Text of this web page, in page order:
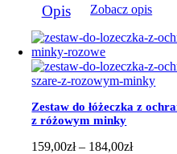
do
produkt
ma
wiele
wariantów.
Opcje
można
wybrać
na
stronie
produktu
Opis Zobacz opis
Zestaw do łóżeczka z
z różowym minky
159,00zł – 184,00złZakres